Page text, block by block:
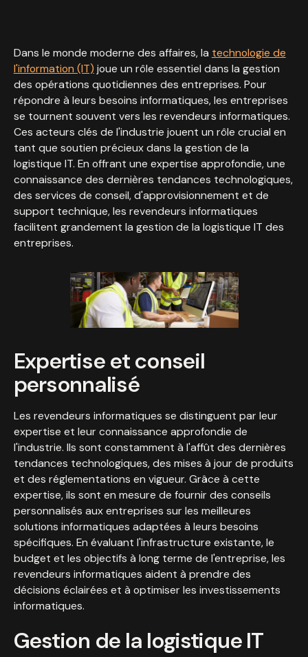
Dans le monde moderne des affaires, la technologie de
l'information (IT) joue un rôle essentiel dans la gestion
des opérations quotidiennes des entreprises. Pour
répondre à leurs besoins informatiques, les entreprises
se tournent souvent vers les revendeurs informatiques.
Ces acteurs clés de l'industrie jouent un rôle crucial en
tant que soutien précieux dans la gestion de la
logistique IT. En offrant une expertise approfondie, une
connaissance des dernières tendances technologiques,
des services de conseil, d'approvisionnement et de
support technique, les revendeurs informatiques
facilitent grandement la gestion de la logistique IT des
entreprises.
Expertise et conseil
personnalisé
Les revendeurs informatiques se distinguent par leur
expertise et leur connaissance approfondie de
l'industrie. Ils sont constamment à l'affût des dernières
tendances technologiques, des mises à jour de produits
et des réglementations en vigueur. Grâce à cette
expertise, ils sont en mesure de fournir des conseils
personnalisés aux entreprises sur les meilleures
solutions informatiques adaptées à leurs besoins
spécifiques. En évaluant l'infrastructure existante, le
budget et les objectifs à long terme de l'entreprise, les
revendeurs informatiques aident à prendre des
décisions éclairées et à optimiser les investissements
informatiques.
Gestion de la logistique IT